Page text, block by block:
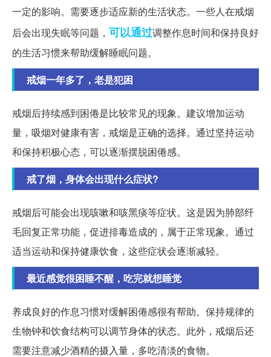
一定的影响。需要逐步适应新的生活状态。一些人在戒烟
后会出现失眠等问题， 可以通过调整作息时间和保持良好
的生活习惯来帮助缓解睡眠问题。
戒烟一年多了，老是犯困
戒烟后持续感到困倦是比较常见的现象。建议增加运动
量，吸烟对健康有害，戒烟是正确的选择。通过坚持运动
和保持积极心态，可以逐渐摆脱困倦感。
戒了烟，身体会出现什么症状?
戒烟后可能会出现咳嗽和咳黑痰等症状。这是因为肺部纤
毛回复正常功能，促进排毒造成的，属于正常现象。通过
适当运动和保持健康饮食，这些症状会逐渐减轻。
最近感觉很困睡不醒，吃完就想睡觉
养成良好的作息习惯对缓解困倦感很有帮助。保持规律的
生物钟和饮食结构可以调节身体的状态。此外，戒烟后还
需要注意减少酒精的摄入量，多吃清淡的食物。